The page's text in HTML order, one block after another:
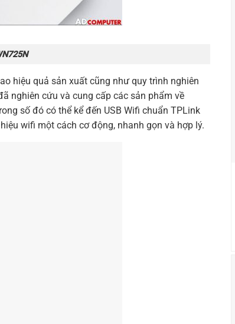
hiệu quả sản xuất cũng như quy trình nghiên
nghiên cứu và cung cấp các sản phẩm về
số đó có thể kể đến USB Wifi chuẩn TPLink
wifi một cách cơ động, nhanh gọn và hợp lý.